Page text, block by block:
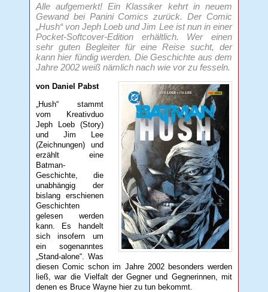
Alle aufgemerkt! Ein Klassiker kehrt in neuem
Gewand bei Panini Comics zurück. Der Comic
„Hush“ von Jeph Loeb und Jim Lee ist nun in einer
Pocket-Softcover-Edition erhältlich. Wer einen
sehr guten Begleiter für eine Reise sucht, der
kann hier fündig werden. Die Geschichte aus dem
Jahre 2002 weiß nämlich nach wie vor zu fesseln.
von Daniel Pabst
„Hush“ stammt
vom Kreativduo
Jeph Loeb (Story)
und Jim Lee
(Zeichnungen) und
erzählt eine
Batman-
Geschichte, die
unabhängig der
bislang erschienen
Geschichten
gelesen werden
kann. Es handelt
sich insofern um
ein sogenanntes
„Stand-alone“. Was
diesen Comic schon im Jahre 2002 besonders werden
ließ, war die Vielfalt der Gegner und Gegnerinnen, mit
denen es Bruce Wayne hier zu tun bekommt.